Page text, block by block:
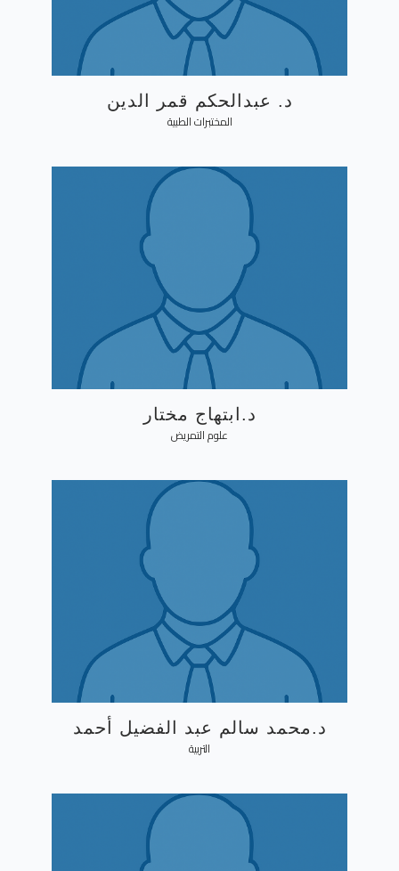
د. عبدالحكم قمر الدين
المختبرات الطبية
د.ابتهاج مختار
علوم التمريض
د.محمد سالم عبد الفضيل أحمد
التربية